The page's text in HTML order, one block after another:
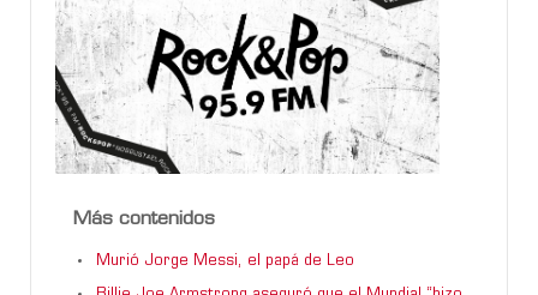
Más contenidos
Murió Jorge Messi, el papá de Leo